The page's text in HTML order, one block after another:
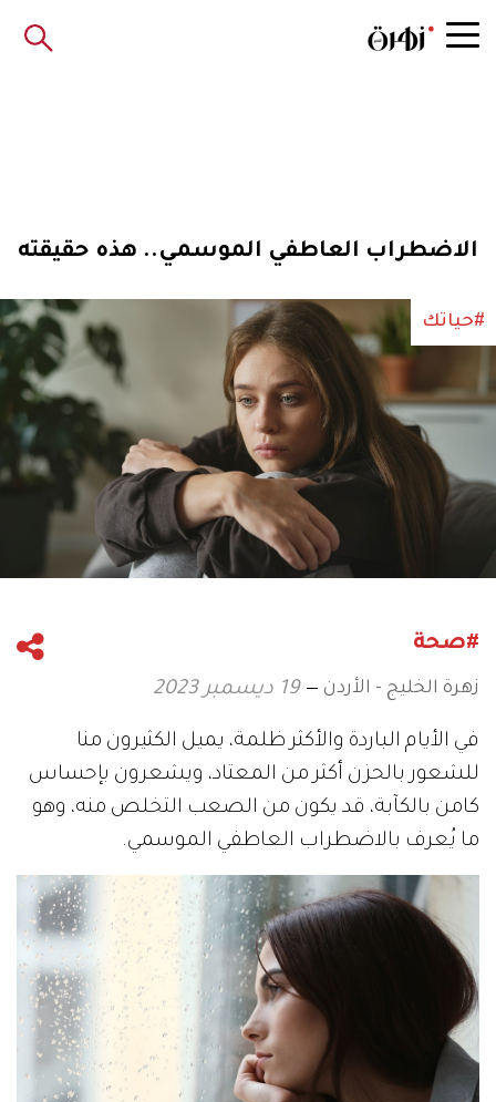
الاضطراب العاطفي الموسمي.. هذه حقيقته
#حياتك
#صحة
زهرة الخليج - الأردن 19 ديسمبر 2023
في الأيام الباردة والأكثر ظلمة، يميل الكثيرون منا
للشعور بالحزن أكثر من المعتاد، ويشعرون بإحساس
كامن بالكآبة، قد يكون من الصعب التخلص منه، وهو
ما يُعرف بالاضطراب العاطفي الموسمي.